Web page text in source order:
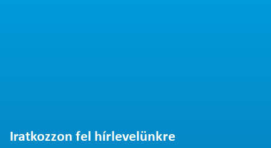
Iratkozzon fel hírlevelünkre